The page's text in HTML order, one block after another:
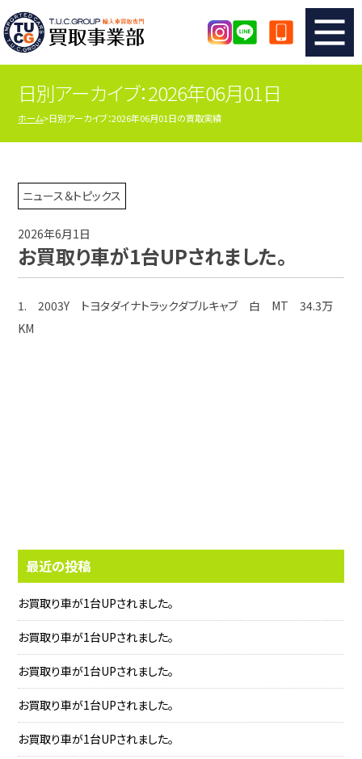
TUCのカンタン査定 買取りの流れ
査定の注意事項 メーカー別査定フォーム
TUCの買取実績
店舗紹介
日別アーカイブ：2026年06月01日
ホーム 日別アーカイブ：2026年06月01日の買取実績
ニュース＆トピックス
2026年6月1日
お買取り車が1台UPされました。
1. 2003Y トヨタダイナトラックダブルキャブ 白 MT 34.3万
KM
最近の投稿
お買取り車が1台UPされました。
お買取り車が1台UPされました。
お買取り車が1台UPされました。
お買取り車が1台UPされました。
お買取り車が1台UPされました。